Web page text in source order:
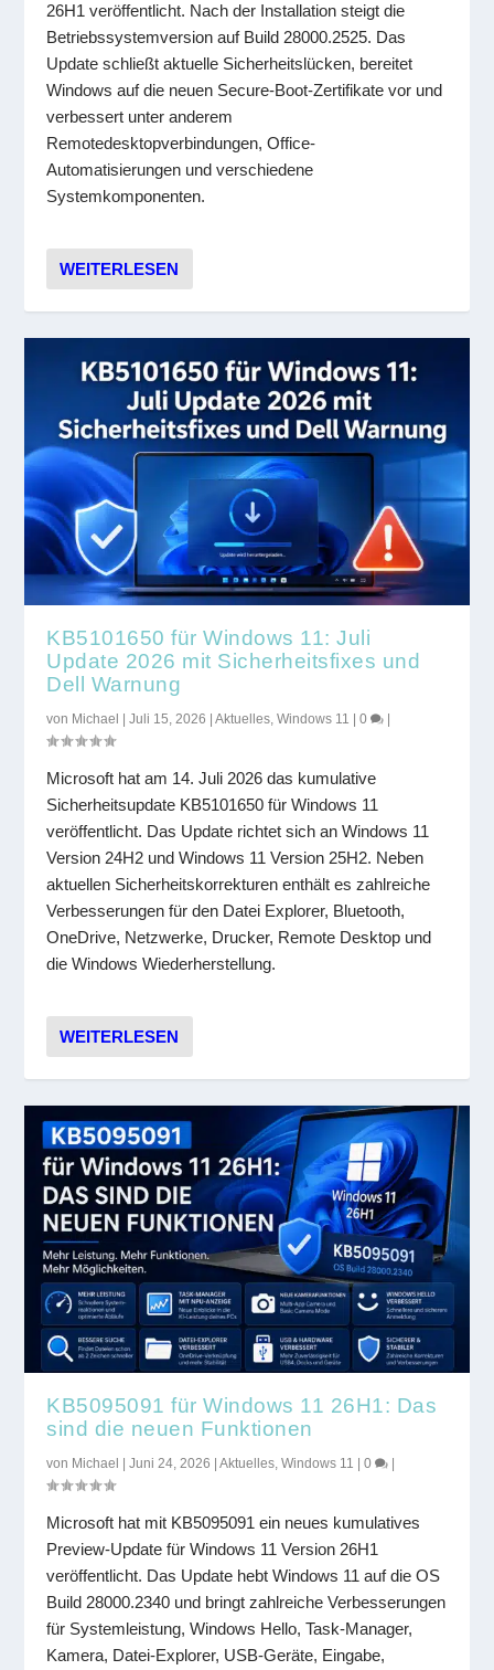
26H1 veröffentlicht. Nach der Installation steigt die
Betriebssystemversion auf Build 28000.2525. Das
Update schließt aktuelle Sicherheitslücken, bereitet
Windows auf die neuen Secure-Boot-Zertifikate vor und
verbessert unter anderem
Remotedesktopverbindungen, Office-
Automatisierungen und verschiedene
Systemkomponenten.
WEITERLESEN
KB5101650 für Windows 11: Juli
Update 2026 mit Sicherheitsfixes und
Dell Warnung
von Michael |Juli 15, 2026 |Aktuelles,Windows 11 |0
Microsoft hat am 14. Juli 2026 das kumulative
Sicherheitsupdate KB5101650 für Windows 11
veröffentlicht. Das Update richtet sich an Windows 11
Version 24H2 und Windows 11 Version 25H2. Neben
aktuellen Sicherheitskorrekturen enthält es zahlreiche
Verbesserungen für den Datei Explorer, Bluetooth,
OneDrive, Netzwerke, Drucker, Remote Desktop und
die Windows Wiederherstellung.
WEITERLESEN
KB5095091 für Windows 11 26H1: Das
sind die neuen Funktionen
von Michael |Juni 24, 2026 |Aktuelles,Windows 11 |0 |
Microsoft hat mit KB5095091 ein neues kumulatives
Preview-Update für Windows 11 Version 26H1
veröffentlicht. Das Update hebt Windows 11 auf die OS
Build 28000.2340 und bringt zahlreiche Verbesserungen
für Systemleistung, Windows Hello, Task-Manager,
Kamera, Datei-Explorer, USB-Geräte, Eingabe,